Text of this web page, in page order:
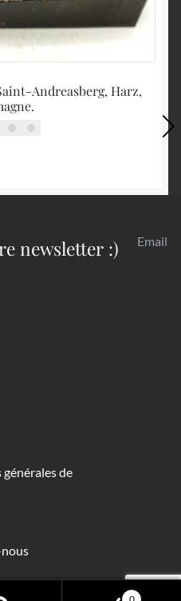
Andreasberg, Harz,
newsletter :) Email
de